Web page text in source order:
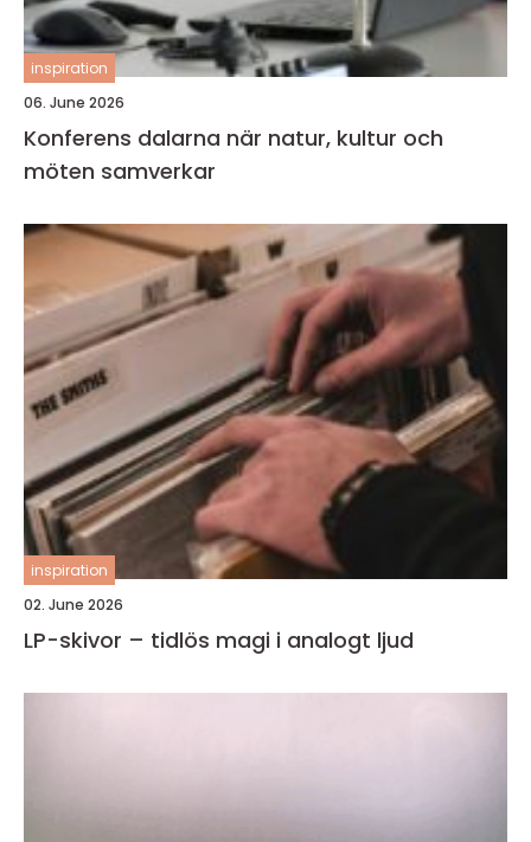
inspiration
06. June 2026
Konferens dalarna när natur, kultur och
möten samverkar
inspiration
02. June 2026
LP-skivor – tidlös magi i analogt ljud